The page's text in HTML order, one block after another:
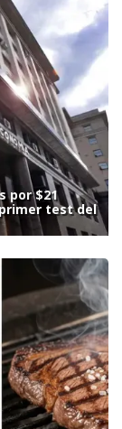
por $21
test del